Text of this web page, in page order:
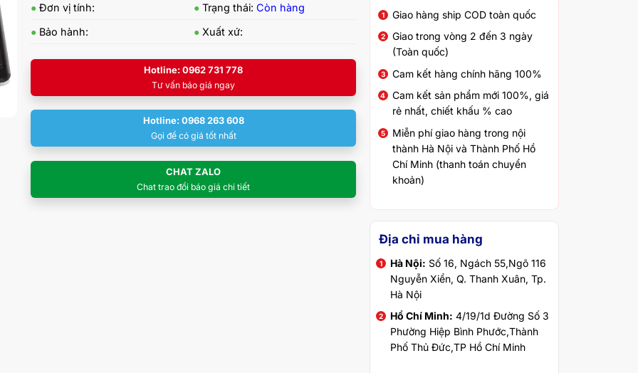
●Đơn vị tính: ● Trạng thái: Còn hàng
● Bảo hành: ● Xuất xứ:
Hotline: 0962 731 778
Tư vấn báo giá ngay
Hotline: 0968 263 608
Gọi để có giá tốt nhất
CHAT ZALO
Chat trao đổi báo giá chi tiết
Giao hàng ship COD toàn quốc
Giao trong vòng 2 đến 3 ngày
(Toàn quốc)
Cam kết hàng chính hãng 100%
Cam kết sản phẩm mới 100%, giá
rẻ nhất, chiết khấu % cao
Miễn phí giao hàng trong nội
thành Hà Nội và Thành Phố Hồ
Chí Minh (thanh toán chuyển
khoản)
Địa chỉ mua hàng
Hà Nội: Số 16, Ngách 55,Ngõ 116
Nguyễn Xiển, Q. Thanh Xuân, Tp.
Hà Nội
Hồ Chí Minh: 4/19/1d Đường Số 3
Phường Hiệp Bình Phước,Thành
Phố Thủ Đức,TP Hồ Chí Minh